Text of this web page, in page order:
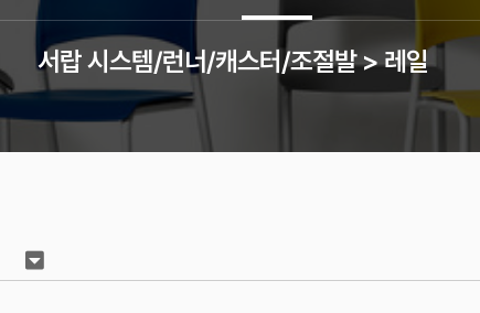
서랍 시스템/런너/캐스터/조절발 > 레일